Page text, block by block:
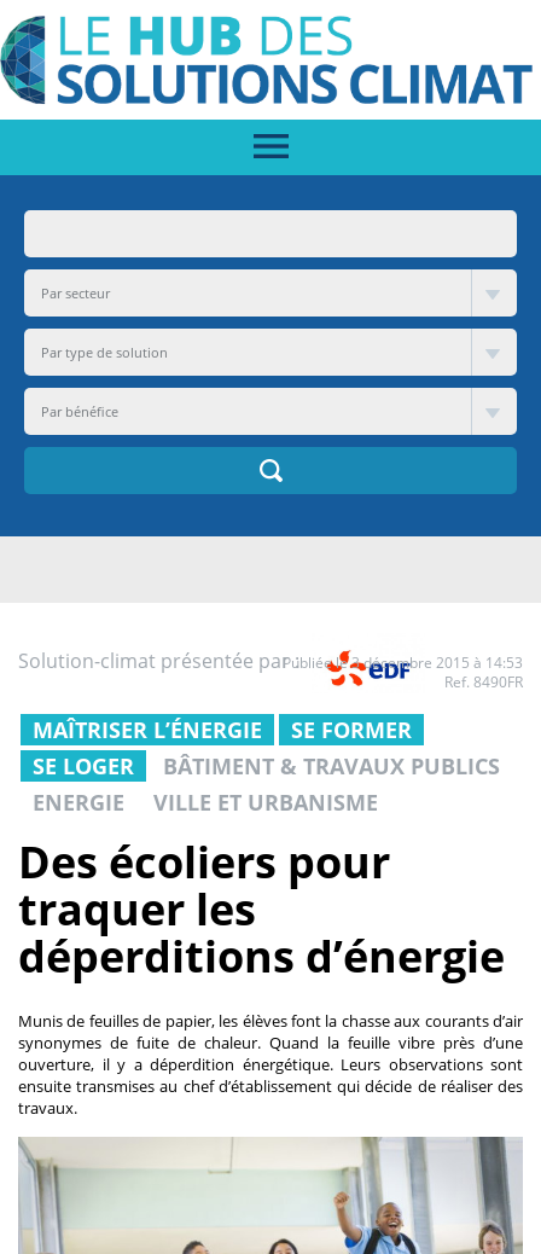
Solution-climat présentée par :Publiée le 3 décembre 2015 à 14:53
Ref. 8490FR
MAÎTRISER L’ÉNERGIE
SE FORMER
SE LOGER
BÂTIMENT & TRAVAUX PUBLICS
ENERGIE
VILLE ET URBANISME
Des écoliers pour
traquer les
déperditions d’énergie
Munis de feuilles de papier, les élèves font la chasse aux courants d’air
synonymes de fuite de chaleur. Quand la feuille vibre près d’une
ouverture, il y a déperdition énergétique. Leurs observations sont
ensuite transmises au chef d’établissement qui décide de réaliser des
travaux.